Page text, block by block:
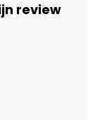
review